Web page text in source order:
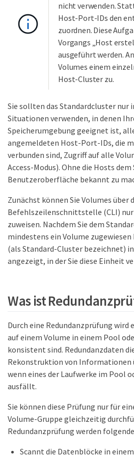
nicht verwenden.
Host-Port-IDs den
zuordnen. Diese
Vorgangs „Host
ausgeführt werden.
Volumes einem
Host-Cluster zu.
Sie sollten das Standardcluster nur
Situationen verwenden, in denen
Speicherumgebung geeignet ist,
angemeldeten Host-Port-IDs, die
verbunden sind, Zugriff auf alle
Access-Modus). Ohne die Hosts
Benutzeroberfläche bekannt zu
Zunächst können Sie Volumes über
Befehlszeilenschnittstelle (CLI)
zuweisen. Nachdem Sie dem
mindestens ein Volume
(als Standard-Cluster bezeichnet)
angezeigt, in der Sie diese Einheit
Was ist
Durch eine Redundanzprüfung
auf einem Volume in einem Pool
konsistent sind. Redundanzdaten
Rekonstruktion von Informationen
wenn eines der Laufwerke im Pool
ausfällt.
Sie können diese Prüfung nur für
Volume-Gruppe gleichzeitig
Redundanzprüfung werden
Scannt die Datenblöcke in